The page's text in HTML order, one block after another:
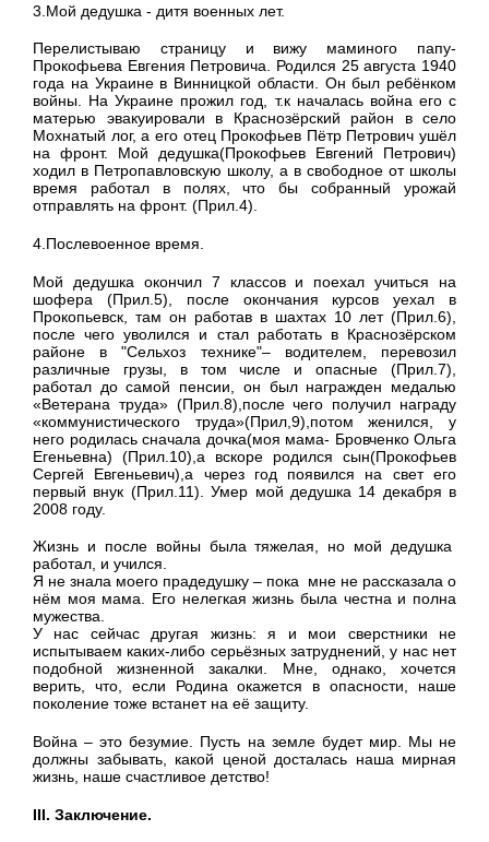
3.Мой дедушка - дитя военных лет.
Перелистываю страницу и вижу маминого папу-
Прокофьева Евгения Петровича. Родился 25 августа 1940
года на Украине в Винницкой области. Он был ребёнком
войны. На Украине прожил год, т.к началась война его с
матерью эвакуировали в Краснозёрский район в село
Мохнатый лог, а его отец Прокофьев Пётр Петрович ушёл
на фронт. Мой дедушка(Прокофьев Евгений Петрович)
ходил в Петропавловскую школу, а в свободное от школы
время работал в полях, что бы собранный урожай
отправлять на фронт. (Прил.4).
4.Послевоенное время.
Мой дедушка окончил 7 классов и поехал учиться на
шофера (Прил.5), после окончания курсов уехал в
Прокопьевск, там он работав в шахтах 10 лет (Прил.6),
после чего уволился и стал работать в Краснозёрском
районе в "Сельхоз технике"– водителем, перевозил
различные грузы, в том числе и опасные (Прил.7),
работал до самой пенсии, он был награжден медалью
«Ветерана труда» (Прил.8),после чего получил награду
«коммунистического труда»(Прил,9),потом женился, у
него родилась сначала дочка(моя мама- Бровченко Ольга
Егеньевна) (Прил.10),а вскоре родился сын(Прокофьев
Сергей Евгеньевич),а через год появился на свет его
первый внук (Прил.11). Умер мой дедушка 14 декабря в
2008 году.
Жизнь и после войны была тяжелая, но мой дедушка
работал, и учился.
Я не знала моего прадедушку – пока мне не рассказала о
нём моя мама. Его нелегкая жизнь была честна и полна
мужества.
У нас сейчас другая жизнь: я и мои сверстники не
испытываем каких-либо серьёзных затруднений, у нас нет
подобной жизненной закалки. Мне, однако, хочется
верить, что, если Родина окажется в опасности, наше
поколение тоже встанет на её защиту.
Война – это безумие. Пусть на земле будет мир. Мы не
должны забывать, какой ценой досталась наша мирная
жизнь, наше счастливое детство!
III. Заключение.